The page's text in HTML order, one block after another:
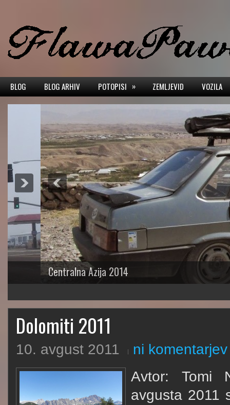
BLOG BLOG ARHIV POTOPISI » ZEMLJEVID VOZILA
Centralna Azija 2014
Dolomiti 2011
10. avgust 2011
ni komentarjev
Avtor: Tomi
avgusta 2011